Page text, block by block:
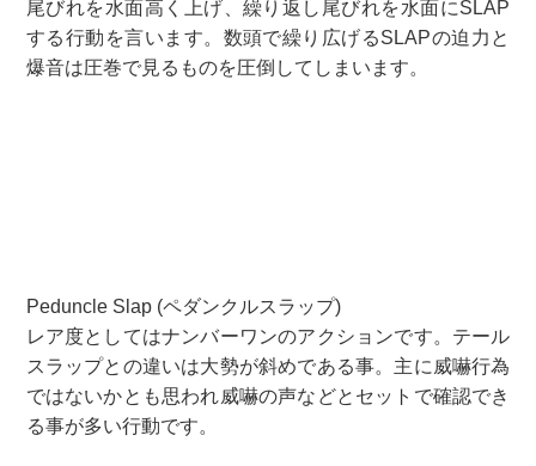
尾びれを水面高く上げ、繰り返し尾びれを水面にSLAP
する行動を言います。数頭で繰り広げるSLAPの迫力と
爆音は圧巻で見るものを圧倒してしまいます。
Peduncle Slap (ペダンクルスラップ)
レア度としてはナンバーワンのアクションです。テール
スラップとの違いは大勢が斜めである事。主に威嚇行為
ではないかとも思われ威嚇の声などとセットで確認でき
る事が多い行動です。